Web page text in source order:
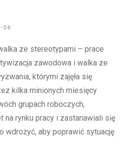
06
ze stereotypami – prace
zawodowa i walka ze
którymi zajęła się
kilka minionych miesięcy
grupach roboczych,
na rynku pracy i zastanawiali się
wdrożyć, aby poprawić sytuację